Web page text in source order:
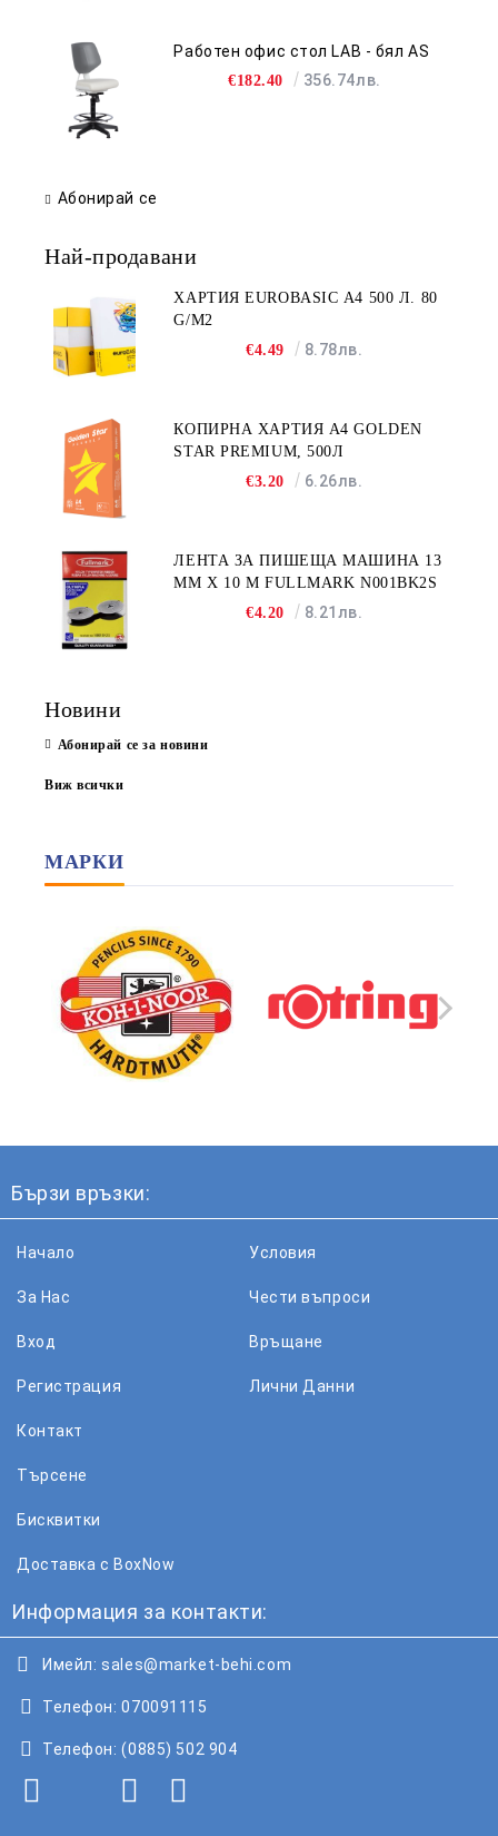
Работен офис стол LAB - бял AS
€182.40 356.74лв.
Абонирай се
Най-продавани
ХАРТИЯ EUROBASIC А4 500 Л. 80
G/M2
€4.49
8.78лв.
КОПИРНА ХАРТИЯ A4 GOLDEN
STAR PREMIUM, 500Л
€3.20
6.26лв.
ЛЕНТА ЗА ПИШЕЩА МАШИНА 13
MM X 10 M FULLMARK N001BK2S
€4.20
8.21лв.
Новини
Абонирай се за новини
Виж всички
МАРКИ
Бързи връзки:
Начало
За Нас
Вход
Регистрация
Условия
Чести въпроси
Връщане
Лични Данни
Контакт
Търсене
Бисквитки
Доставка с BoxNow
Информация за контакти:
Имейл: sales@market-behi.com
Телефон: 070091115
Телефон: (0885) 502 904